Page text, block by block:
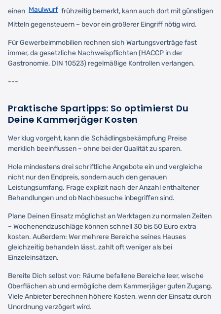
einen Maulwurf frühzeitig bemerkt, kann auch dort mit günstigen
Mitteln gegensteuern – bevor ein größerer Eingriff nötig wird.
Für Gewerbeimmobilien rechnen sich Wartungsverträge fast
immer, da gesetzliche Nachweispflichten (HACCP in der
Gastronomie, DIN 10523) regelmäßige Kontrollen verlangen.
---
Praktische Spartipps: So optimierst Du
Deine Kammerjäger Kosten
Wer klug vorgeht, kann die Schädlingsbekämpfung Preise
merklich beeinflussen – ohne bei der Qualität zu sparen.
Hole mindestens drei schriftliche Angebote ein und vergleiche
nicht nur den Endpreis, sondern auch den genauen
Leistungsumfang. Frage explizit nach der Anzahl enthaltener
Behandlungen und ob Nachbesuche inbegriffen sind.
Plane Deinen Einsatz möglichst an Werktagen zu normalen Zeiten
– Wochenendzuschläge können schnell 30 bis 50 Euro extra
kosten. Außerdem: Wer mehrere Bereiche seines Hauses
gleichzeitig behandeln lässt, zahlt oft weniger als bei
Einzeleinsätzen.
Bereite Dich selbst vor: Räume befallene Bereiche leer, wische
Oberflächen ab und ermögliche dem Kammerjäger guten Zugang.
Viele Anbieter berechnen höhere Kosten, wenn der Einsatz durch
Unordnung verzögert wird.